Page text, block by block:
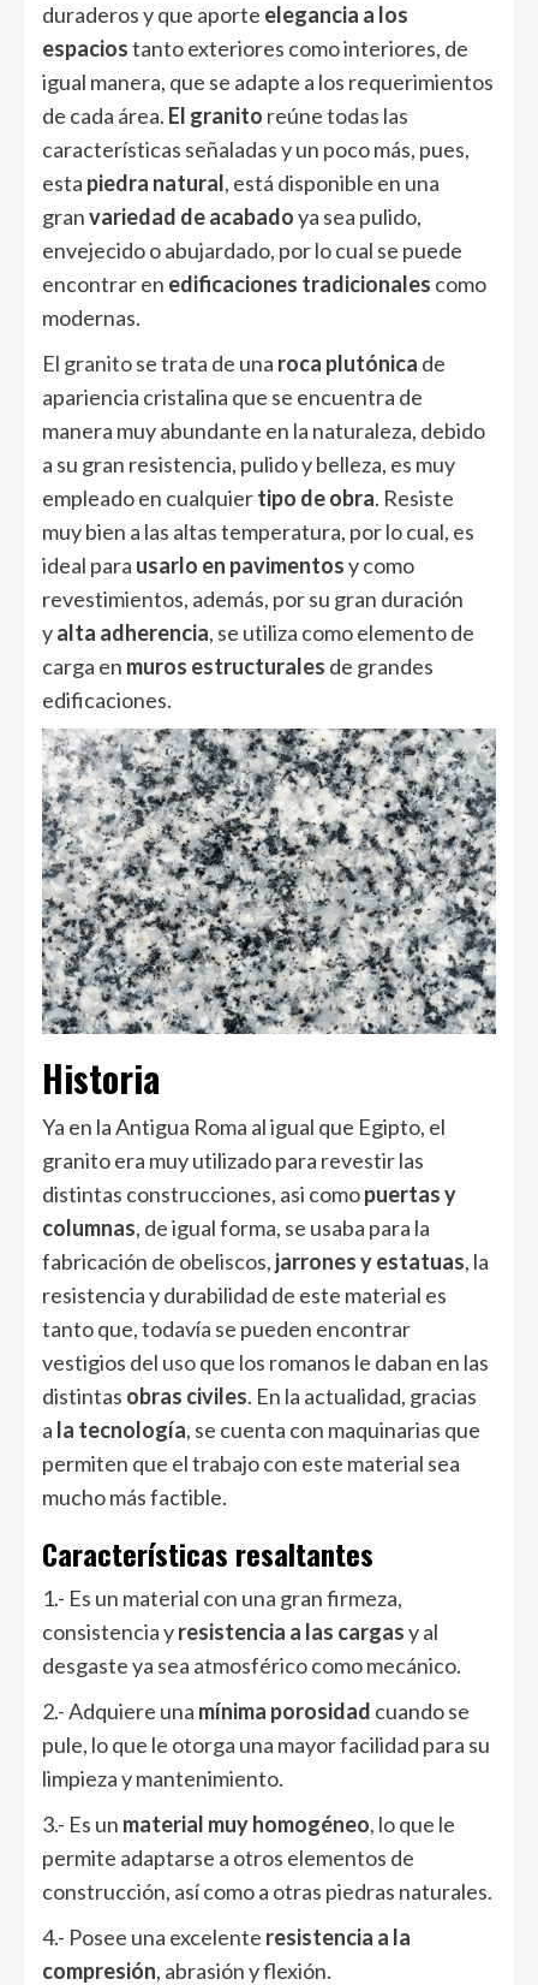
duraderos y que aporte elegancia a los
espaciostanto exteriores como interiores, de
igual manera, que se adapte a los requerimientos
de cada área. El granito reúne todas las
características señaladas y un poco más, pues,
esta piedra natural, está disponible en una
granvariedad de acabadoya sea pulido,
envejecido o abujardado, por lo cual se puede
encontrar en edificaciones tradicionales como
modernas.
El granitose trata de una roca plutónica de
apariencia cristalina que se encuentra de
manera muy abundante en la naturaleza, debido
a su gran resistencia, pulido y belleza, es muy
empleado en cualquiertipo de obra. Resiste
muy bien a las altas temperatura, por lo cual, es
ideal para usarlo en pavimentosy como
revestimientos, además, por su gran duración
yalta adherencia, se utiliza como elemento de
carga en muros estructurales de grandes
edificaciones.
Historia
Ya en la Antigua Roma al igual que Egipto, el
granito era muy utilizado para revestir las
distintas construcciones, asi comopuertas y
columnas, de igual forma, se usaba para la
fabricación de obeliscos, jarrones y estatuas, la
resistencia y durabilidad de este material es
tanto que, todavía se pueden encontrar
vestigios del usoque los romanos le daban en las
distintas obras civiles. En la actualidad, gracias
a la tecnología, se cuenta con maquinarias que
permiten que el trabajo con este material sea
mucho más factible.
Características resaltantes
1.- Es un material con una gran firmeza,
consistencia yresistencia a las cargasy al
desgaste ya sea atmosférico como mecánico.
2.- Adquiere una mínima porosidad cuando se
pule, lo que le otorga una mayor facilidad para su
limpieza y mantenimiento.
3.- Es un material muy homogéneo, lo que le
permite adaptarse a otros elementos de
construcción, así como a otras piedras naturales.
4.- Posee una excelente resistencia a la
compresión, abrasión y flexión.